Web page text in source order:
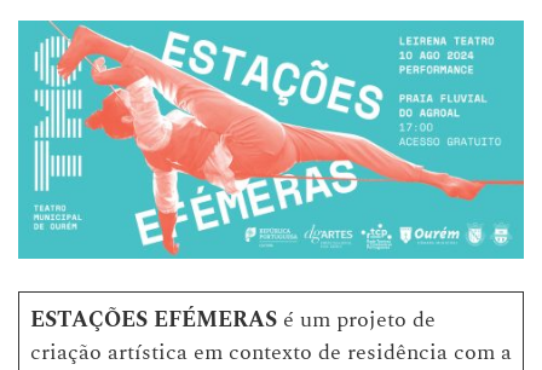
ESTAÇÕES EFÉMERAS é um projeto de
criação artística em contexto de residência com a